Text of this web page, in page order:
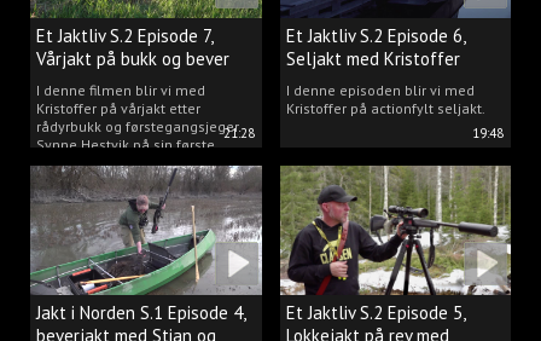
21:28
Et Jaktliv S.2 Episode 7,
Vårjakt på bukk og bever
I denne filmen blir vi med
Kristoffer på vårjakt etter
rådyrbukk og førstegangsjeger
Synne Hestvik på sin første
beverjakt.
19:48
Et Jaktliv S.2 Episode 6,
Seljakt med Kristoffer
Clausen
I denne episoden blir vi med
Kristoffer på actionfylt seljakt.
Jakt i Norden S.1 Episode 4,
beverjakt med Stian og
Et Jaktliv S.2 Episode 5,
Lokkejakt på rev med